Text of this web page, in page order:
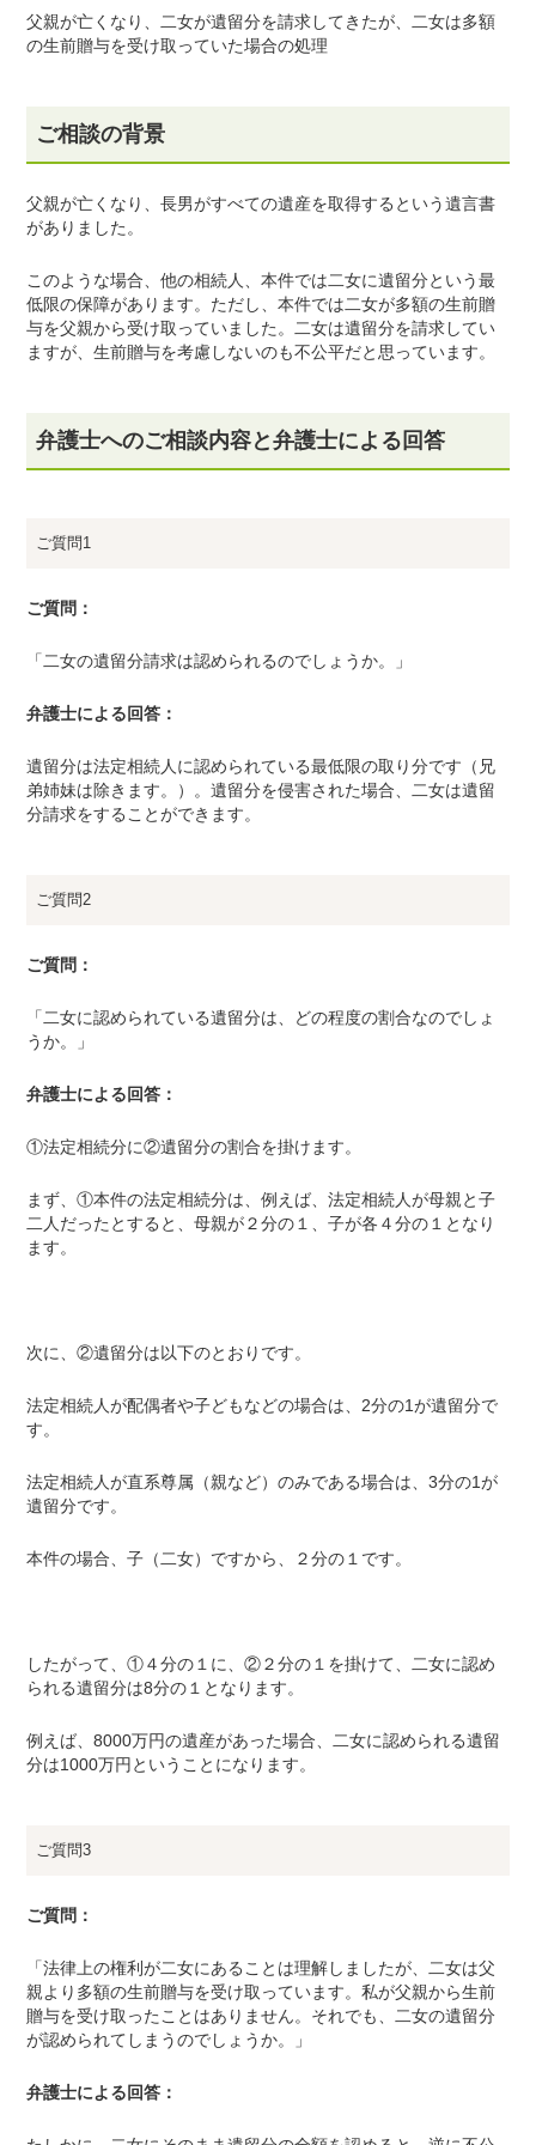
父親が亡くなり、二女が遺留分を請求してきたが、二女は多額
の生前贈与を受け取っていた場合の処理
ご相談の背景
父親が亡くなり、長男がすべての遺産を取得するという遺言書
がありました。
このような場合、他の相続人、本件では二女に遺留分という最
低限の保障があります。ただし、本件では二女が多額の生前贈
与を父親から受け取っていました。二女は遺留分を請求してい
ますが、生前贈与を考慮しないのも不公平だと思っています。
弁護士へのご相談内容と弁護士による回答
ご質問1
ご質問：
「二女の遺留分請求は認められるのでしょうか。」
弁護士による回答：
遺留分は法定相続人に認められている最低限の取り分です（兄
弟姉妹は除きます。）。遺留分を侵害された場合、二女は遺留
分請求をすることができます。
ご質問2
ご質問：
「二女に認められている遺留分は、どの程度の割合なのでしょ
うか。」
弁護士による回答：
①法定相続分に②遺留分の割合を掛けます。
まず、①本件の法定相続分は、例えば、法定相続人が母親と子
二人だったとすると、母親が２分の１、子が各４分の１となり
ます。
次に、②遺留分は以下のとおりです。
法定相続人が配偶者や子どもなどの場合は、 2分の1が遺留分で
す。
法定相続人が直系尊属（親など）のみである場合は、3分の1が
遺留分です。
本件の場合、子（二女）ですから、２分の１です。
したがって、①４分の１に、②２分の１を掛けて、二女に認め
られる遺留分は8分の１となります。
例えば、8000万円の遺産があった場合、二女に認められる遺留
分は1000万円ということになります。
ご質問3
ご質問：
「法律上の権利が二女にあることは理解しましたが、二女は父
親より多額の生前贈与を受け取っています。私が父親から生前
贈与を受け取ったことはありません。それでも、二女の遺留分
が認められてしまうのでしょうか。」
弁護士による回答：